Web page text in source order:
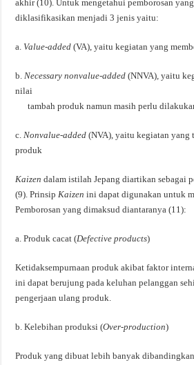
akhir (10). Untuk mengetahui pemborosan
diklasifikasikan menjadi 3 jenis yaitu:
a. Value-added (VA), yaitu kegiatan yang
b. Necessary nonvalue-added(NNVA) yaitu
nilai
tambah produk namun masih perlu
c. Nonvalue-added(NVA), yaitu kegiatan yang
produk
Kaizendalam istilah Jepang diartikan sebagai
(9). Prinsip Kaizenini dapat digunakan untuk
Pemborosan yang dimaksud diantaranya (11):
a. Produk cacat (Defective products)
Ketidaksempurnaan produk akibat faktor
ini dapat berujung pada keluhan pelanggan
pengerjaan ulang produk.
b. Kelebihan produksi (Over-production)
Produk yang dibuat lebih banyak